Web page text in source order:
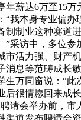
年薪达6万至15万
“我本身专业偏办
制制业这种赛道
”采访中，多位参
市活力强、财产
消息等范畴成长
生万同窗说：“此
后很情愿回来成
请会举办前，市
渠道发布聘请会